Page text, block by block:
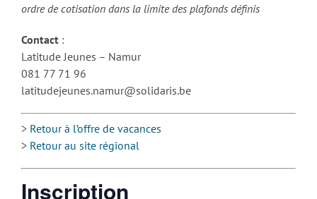
ordre de cotisation dans la limite des plafonds définis
Contact :
Latitude Jeunes – Namur
081 77 71 96
latitudejeunes.namur@solidaris.be
> Retour à l’offre de vacances
> Retour au site régional
Inscription